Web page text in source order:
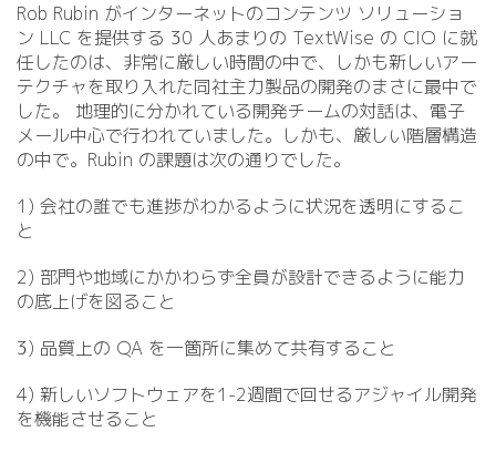
Rob Rubin がインターネットのコンテンツ ソリューショ
ン LLC を提供する 30 人あまりの TextWise の CIO に就
任したのは、非常に厳しい時間の中で、しかも新しいアー
テクチャを取り入れた同社主力製品の開発のまさに最中で
した。 地理的に分かれている開発チームの対話は、電子
メール中心で行われていました。しかも、厳しい階層構造
の中で。Rubin の課題は次の通りでした。
1) 会社の誰でも進捗がわかるように状況を透明にするこ
と
2) 部門や地域にかかわらず全員が設計できるように能力
の底上げを図ること
3) 品質上の QA を一箇所に集めて共有すること
4) 新しいソフトウェアを1-2週間で回せるアジャイル開発
を機能させること